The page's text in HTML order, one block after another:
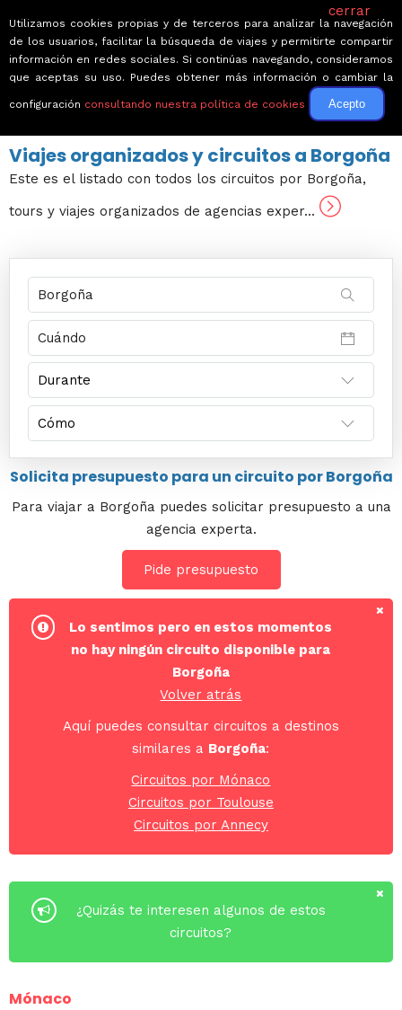
← Volver a Circuitos por Francia
Viajes organizados y circuitos a Borgoña
Este es el listado con todos los circuitos por Borgoña,
tours y viajes organizados de agencias exper...
Solicita presupuesto para un circuito por Borgoña
Para viajar a Borgoña puedes solicitar presupuesto a una
agencia experta.
Pide presupuesto
Lo sentimos pero en estos momentos
no hay ningún circuito disponible para
Borgoña
Volver atrás
Aquí puedes consultar circuitos a destinos
similares a Borgoña:
Circuitos por Mónaco
Circuitos por Toulouse
Circuitos por Annecy
¿Quizás te interesen algunos de estos
circuitos?
Mónaco
cerrar
Utilizamos cookies propias y de terceros para analizar la navegación
de los usuarios, facilitar la búsqueda de viajes y permitirte compartir
información en redes sociales. Si continúas navegando, consideramos
que aceptas su uso. Puedes obtener más información o cambiar la
configuración consultando nuestra política de cookies Acepto